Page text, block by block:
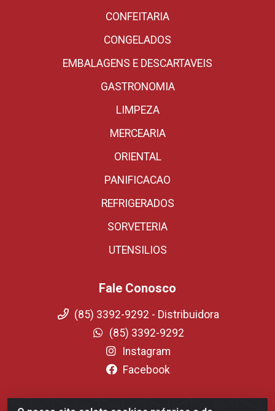
CONFEITARIA
CONGELADOS
EMBALAGENS E DESCARTAVEIS
GASTRONOMIA
LIMPEZA
MERCEARIA
ORIENTAL
PANIFICACAO
REFRIGERADOS
SORVETERIA
UTENSILIOS
Fale Conosco
(85) 3392-9292 - Distribuidora
(85) 3392-9292
Instagram
Facebook